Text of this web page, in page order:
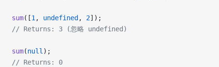
sum([1 , undefined , 2]);
// Returns: 3 (忽略 undefined)
sum(null );
// Returns: 0